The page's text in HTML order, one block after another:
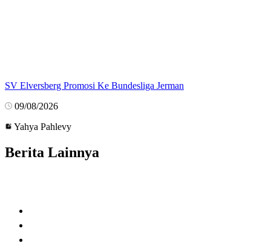
SV Elversberg Promosi Ke Bundesliga Jerman
09/08/2026
Yahya Pahlevy
Berita Lainnya